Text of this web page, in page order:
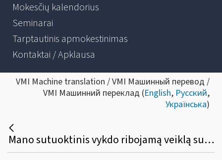
Mokesčių kalendorius
Seminarai
Tarptautinis apmokestinimas
Kontaktai / Apklausa
VMI Machine translation / VMI Машинный перевод /
VMI Машинний переклад (English, Русский,
Українська)
Mano sutuoktinis vykdo ribojamą veiklą su verslo liudijimu ir esu įrašyta į verslo liudijimą kaip jam padedanti vykdyti veiklą. Pati verslo liudijimo neturiu. Ar galiu teikti paraišką subsidijai gauti?